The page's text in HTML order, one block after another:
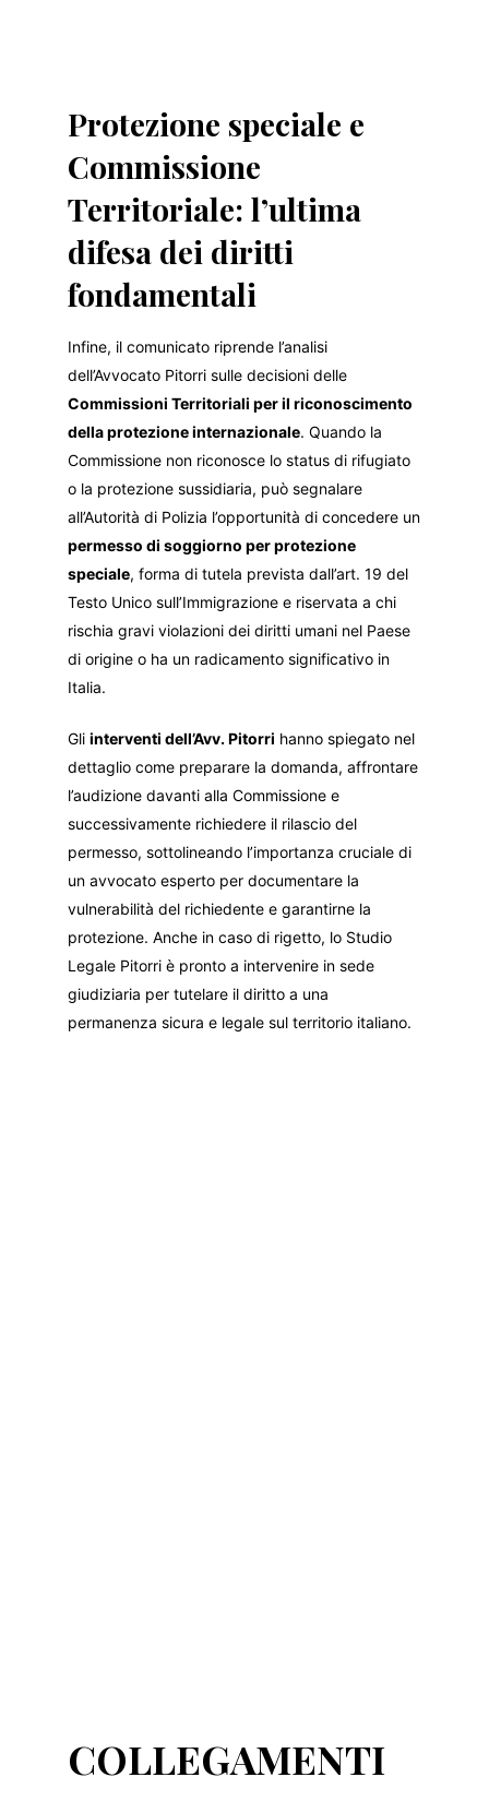
Protezione speciale e
Commissione
Territoriale: l’ultima
difesa dei diritti
fondamentali
Infine, il comunicato riprende l’analisi
dell’Avvocato Pitorri sulle decisioni delle
Commissioni Territoriali per il riconoscimento
della protezione internazionale. Quando la
Commissione non riconosce lo status di rifugiato
o la protezione sussidiaria, può segnalare
all’Autorità di Polizia l’opportunità di concedere un
permesso di soggiorno per protezione
speciale, forma di tutela prevista dall’art. 19 del
Testo Unico sull’Immigrazione e riservata a chi
rischia gravi violazioni dei diritti umani nel Paese
di origine o ha un radicamento significativo in
Italia.
Gliinterventi dell’Avv. Pitorri hanno spiegato nel
dettaglio come preparare la domanda, affrontare
l’audizione davanti alla Commissione e
successivamente richiedere il rilascio del
permesso, sottolineando l’importanza cruciale di
un avvocato esperto per documentare la
vulnerabilità del richiedente e garantirne la
protezione. Anche in caso di rigetto, lo Studio
Legale Pitorri è pronto a intervenire in sede
giudiziaria per tutelare il diritto a una
permanenza sicura e legale sul territorio italiano.
COLLEGAMENTI